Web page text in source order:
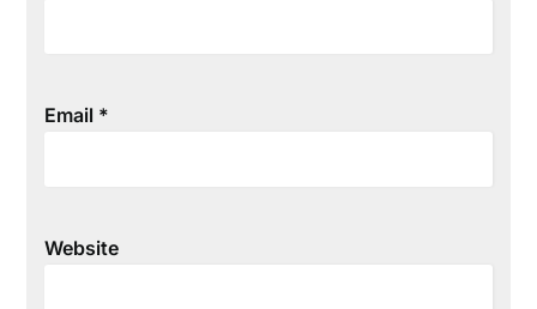
Email *
Website